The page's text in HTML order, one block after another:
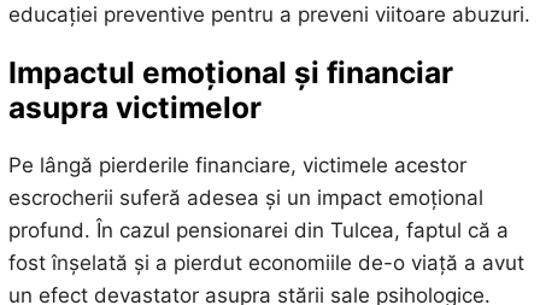
educației preventive pentru a preveni viitoare abuzuri.
Impactul emoțional și financiar
asupra victimelor
Pe lângă pierderile financiare, victimele acestor
escrocherii suferă adesea și un impact emoțional
profund. În cazul pensionarei din Tulcea, faptul că a
fost înșelată și a pierdut economiile de-o viață a avut
un efect devastator asupra stării sale psihologice.